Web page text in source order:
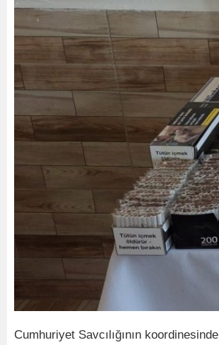
Cumhuriyet Savcılığının